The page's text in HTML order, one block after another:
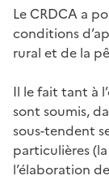
Le CRDCA a
conditions
rural et de la
Il le fait tant à
sont soumis,
sous-tendent
particulières
l’élaboration